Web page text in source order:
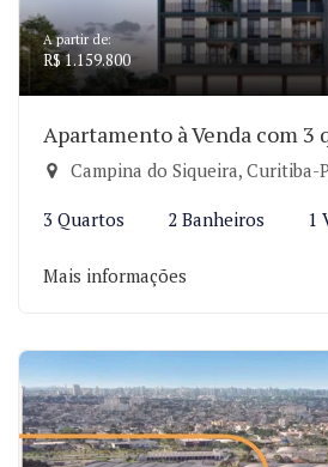
A partir de:
R$ 1.159.800
Apartamento à Venda com 3
Campina do Siqueira, Curitiba-
3 Quartos 2 Banheiros 1
Mais informações